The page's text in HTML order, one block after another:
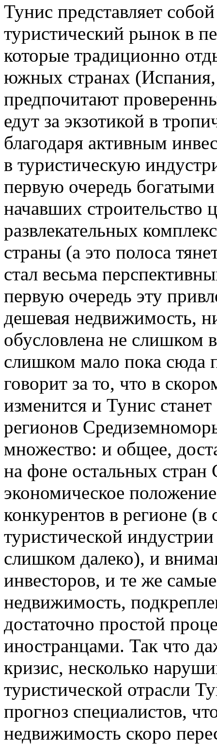
Тунис представляет
туристический рынок в
которые традиционно
южных странах
предпочитают
едут за экзотикой в
благодаря активным
в туристическую
первую очередь
начавших строительство
развлекательных
страны (а это полоса
стал весьма
первую очередь эту
дешевая недвижимость,
обусловлена не слишком
слишком мало пока сюда
говорит за то, что в
изменится и Тунис
регионов
множество: и общее,
на фоне остальных
экономическое
конкурентов в регионе (в
туристической
слишком далеко), и
инвесторов, и те же
недвижимость,
достаточно простой
иностранцами. Так что
кризис, несколько
туристической отрасли
прогноз специалистов,
недвижимость скоро